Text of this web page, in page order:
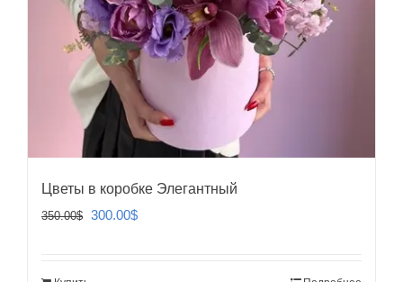
Цветы в коробке Элегантный
350.00$
Первоначальная
300.00$Текущая